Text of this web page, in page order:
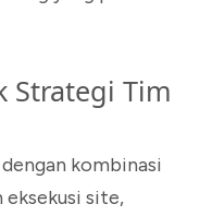
Strategi Tim
kombinasi
eksekusi site,